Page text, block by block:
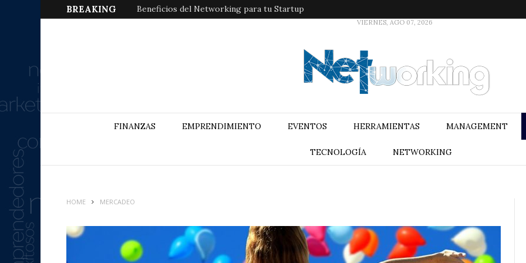
BREAKING Beneficios del Networking para tu Startup
VIERNES, AGO 07, 2026
FINANZAS EMPRENDIMIENTO EVENTOS HERRAMIENTAS MANAGEMENT
TECNOLOGÍA NETWORKING
HOME MERCADEO